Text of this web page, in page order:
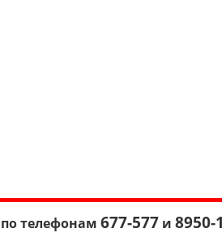
телефонам 677-577 и 8950-